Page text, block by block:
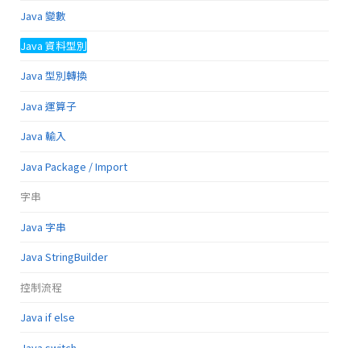
Java 變數
Java 資料型別
Java 型別轉換
Java 運算子
Java 輸入
Java Package / Import
字串
Java 字串
Java StringBuilder
控制流程
Java if else